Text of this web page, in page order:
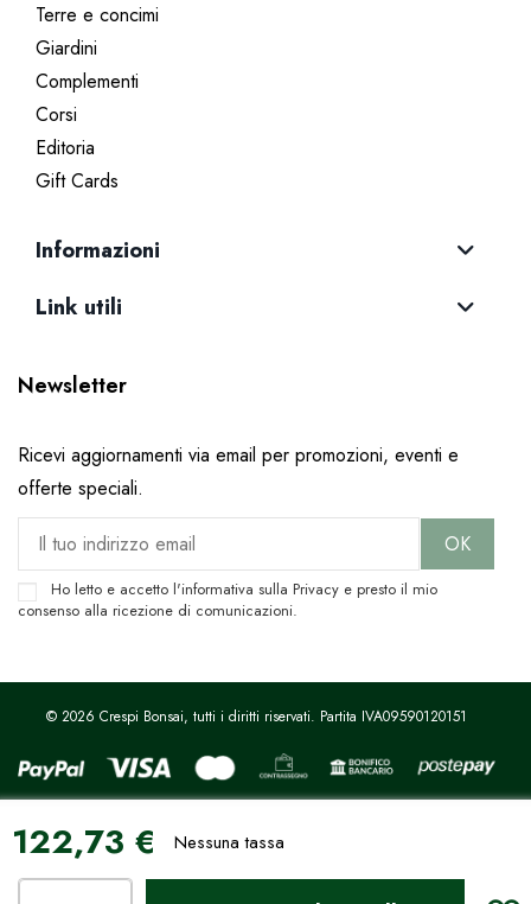
122,73 € Nessuna tassa
Terre e concimi
Giardini
Complementi
Corsi
Editoria
Gift Cards
Informazioni
Link utili
Newsletter
Ricevi aggiornamenti via email per promozioni, eventi e
offerte speciali.
Ho letto e accetto l'informativa sulla Privacy e presto il mio
consenso alla ricezione di comunicazioni.
© 2026 Crespi Bonsai, tutti i diritti riservati. Partita IVA09590120151
Sito protetto da reCAPTCHA.Privacy -Termini e condizioni